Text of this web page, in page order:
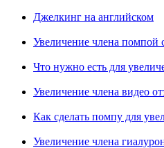
Джелкинг на английском
Увеличение члена помпой
Что нужно есть для
Увеличение члена видео
Как сделать помпу для
Увеличение члена